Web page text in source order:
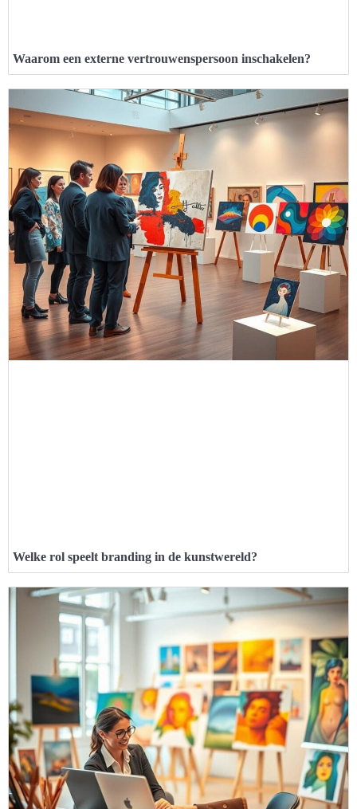
Waarom een externe vertrouwenspersoon inschakelen?
Welke rol speelt branding in de kunstwereld?